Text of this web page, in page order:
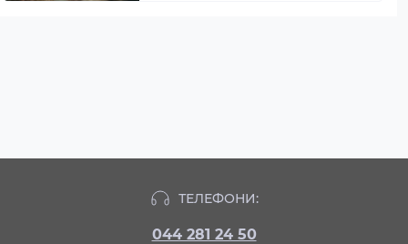
ТЕЛЕФОНИ:
044 281 24 50